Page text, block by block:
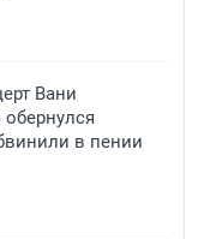
Вани
в пении